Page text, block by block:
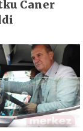
Caner